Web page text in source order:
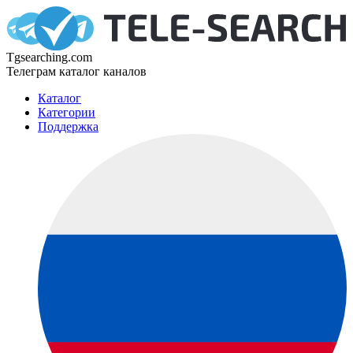
Tgsearching.com
Телеграм каталог каналов
Каталог
Категории
Поддержка